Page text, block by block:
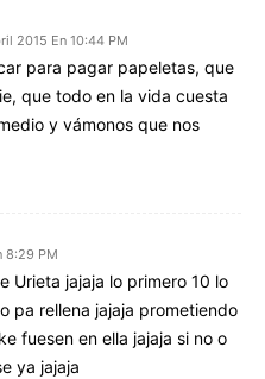
2015 En 10:44 PM
para pagar papeletas, que
que todo en la vida cuesta
y vámonos que nos
8:29 PM
Urieta jajaja lo primero 10 lo
pa rellena jajaja prometiendo
fuesen en ella jajaja si no o
ya jajaja